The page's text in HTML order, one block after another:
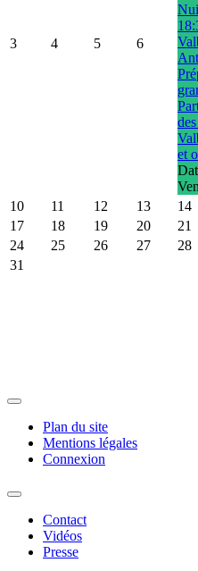
3 4 5 6
et
10 11 12 13 14
17
18 19 20 21
24
25 26 27 28
31
Plan du site
Mentions légales
Connexion
Contact
Vidéos
Presse